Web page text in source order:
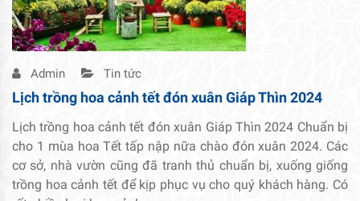
Admin Tin tức
Lịch trồng hoa cảnh tết đón xuân Giáp Thìn 2024
Lịch trồng hoa cảnh tết đón xuân Giáp Thìn 2024 Chuẩn bị
cho 1 mùa hoa Tết tấp nập nữa chào đón xuân 2024. Các
cơ sở, nhà vườn cũng đã tranh thủ chuẩn bị, xuống giống
trồng hoa cảnh tết để kịp phục vụ cho quý khách hàng. Có